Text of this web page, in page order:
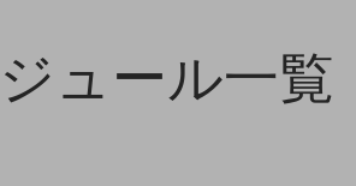
ュール一覧